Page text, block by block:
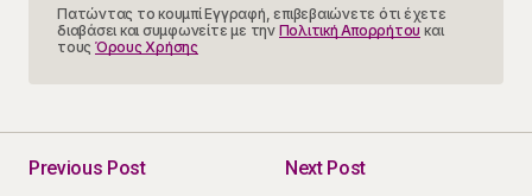
Πατώντας το κουμπί Εγγραφή, επιβεβαιώνετε ότι έχετε
διαβάσει και συμφωνείτε με την Πολιτική Απορρήτου και
τους Όρους Χρήσης
Previous Post
Next Post